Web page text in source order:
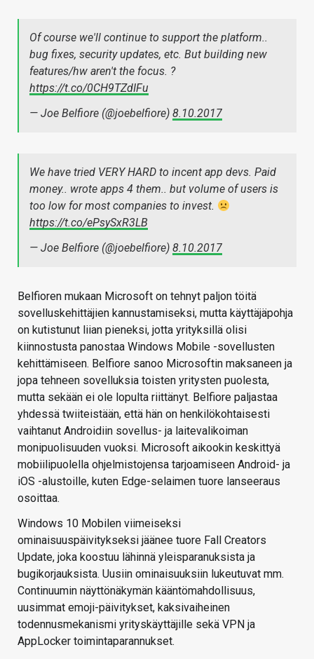
Of course we'll continue to support the platform..
bug fixes, security updates, etc. But building new
features/hw aren't the focus. ?
https://t.co/0CH9TZdIFu
— Joe Belfiore (@joebelfiore) 8.10.2017
We have tried VERY HARD to incent app devs. Paid
money.. wrote apps 4 them.. but volume of users is
too low for most companies to invest.
https://t.co/ePsySxR3LB
— Joe Belfiore (@joebelfiore) 8.10.2017
Belfioren mukaan Microsoft on tehnyt paljon töitä
sovelluskehittäjien kannustamiseksi, mutta käyttäjäpohja
on kutistunut liian pieneksi, jotta yrityksillä olisi
kiinnostusta panostaa Windows Mobile -sovellusten
kehittämiseen. Belfiore sanoo Microsoftin maksaneen ja
jopa tehneen sovelluksia toisten yritysten puolesta,
mutta sekään ei ole lopulta riittänyt. Belfiore paljastaa
yhdessä twiiteistään, että hän on henkilökohtaisesti
vaihtanut Androidiin sovellus- ja laitevalikoiman
monipuolisuuden vuoksi. Microsoft aikookin keskittyä
mobiilipuolella ohjelmistojensa tarjoamiseen Android- ja
iOS -alustoille, kuten Edge-selaimen tuore lanseeraus
osoittaa.
Windows 10 Mobilen viimeiseksi
ominaisuuspäivitykseksi jäänee tuore Fall Creators
Update, joka koostuu lähinnä yleisparanuksista ja
bugikorjauksista. Uusiin ominaisuuksiin lukeutuvat mm.
Continuumin näyttönäkymän kääntömahdollisuus,
uusimmat emoji-päivitykset, kaksivaiheinen
todennusmekanismi yrityskäyttäjille sekä VPN ja
AppLocker toimintaparannukset.